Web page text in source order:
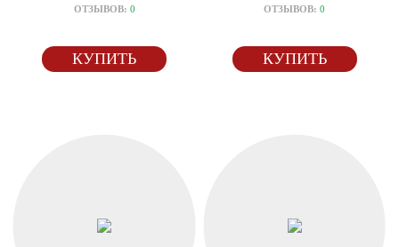
ОТЗЫВОВ: 0
КУПИТЬ
ОТЗЫВОВ:0
КУПИТЬ